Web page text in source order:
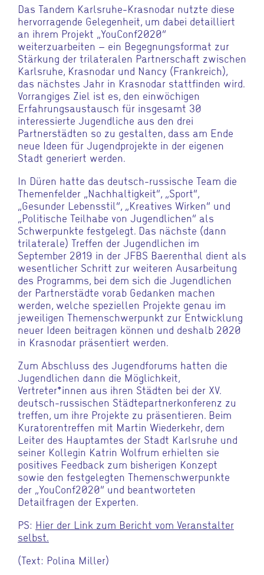
Das Tandem Karlsruhe-Krasnodar nutzte diese
hervorragende Gelegenheit, um dabei detailliert
an ihrem Projekt „YouConf2020“
weiterzuarbeiten – ein Begegnungsformat zur
Stärkung der trilateralen Partnerschaft zwischen
Karlsruhe, Krasnodar und Nancy (Frankreich),
das nächstes Jahr in Krasnodar stattfinden wird.
Vorrangiges Ziel ist es, den einwöchigen
Erfahrungsaustausch für insgesamt 30
interessierte Jugendliche aus den drei
Partnerstädten so zu gestalten, dass am Ende
neue Ideen für Jugendprojekte in der eigenen
Stadt generiert werden.
In Düren hatte das deutsch-russische Team die
Themenfelder „Nachhaltigkeit“, „Sport“,
„Gesunder Lebensstil“, „Kreatives Wirken“ und
„Politische Teilhabe von Jugendlichen“ als
Schwerpunkte festgelegt. Das nächste (dann
trilaterale) Treffen der Jugendlichen im
September 2019 in der JFBS Baerenthal dient als
wesentlicher Schritt zur weiteren Ausarbeitung
des Programms, bei dem sich die Jugendlichen
der Partnerstädte vorab Gedanken machen
werden, welche speziellen Projekte genau im
jeweiligen Themenschwerpunkt zur Entwicklung
neuer Ideen beitragen können und deshalb 2020
in Krasnodar präsentiert werden.
Zum Abschluss des Jugendforums hatten die
Jugendlichen dann die Möglichkeit,
Vertreter*innen aus ihren Städten bei der XV.
deutsch-russischen Städtepartnerkonferenz zu
treffen, um ihre Projekte zu präsentieren. Beim
Kuratorentreffen mit Martin Wiederkehr, dem
Leiter des Hauptamtes der Stadt Karlsruhe und
seiner Kollegin Katrin Wolfrum erhielten sie
positives Feedback zum bisherigen Konzept
sowie den festgelegten Themenschwerpunkte
der „YouConf2020“ und beantworteten
Detailfragen der Experten.
PS: Hier der Link zum Bericht vom Veranstalter
selbst.
(Text: Polina Miller)